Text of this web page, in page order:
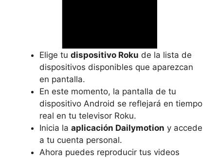
Elige tu dispositivo Roku de la lista de
dispositivos disponibles que aparezcan
en pantalla.
En este momento, la pantalla de tu
dispositivo Android se reflejará en tiempo
real en tu televisor Roku.
Inicia la aplicación Dailymotion y accede
a tu cuenta personal.
Ahora puedes reproducir tus videos